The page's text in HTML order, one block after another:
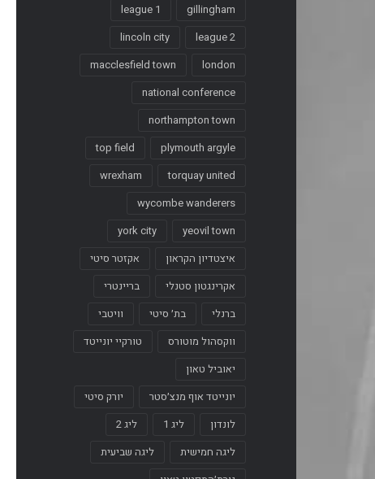
gillingham
league 1
league 2
lincoln city
london
macclesfield town
national conference
northampton town
plymouth argyle
top field
torquay united
wrexham
wycombe wanderers
yeovil town
york city
איצטדיון הקראון
אקזטר סיטי
אקרינגטון סטנלי
בריינטרי
ברנלי
בת׳ סיטי
וויטבי
ווקסהול מוטורס
טורקיי יונייטד
יאוביל טאון
יונייטד אוף מנצ׳סטר
יורק סיטי
לונדון
ליג 1
ליג 2
ליגה חמישית
ליגה שביעית